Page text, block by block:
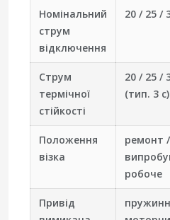
Номінальний
струм
відключення
20 / 25 /
Струм
термічної
стійкості
20 / 25 /
(тип. 3 с)
Положення
візка
ремонт /
робоче
Привід